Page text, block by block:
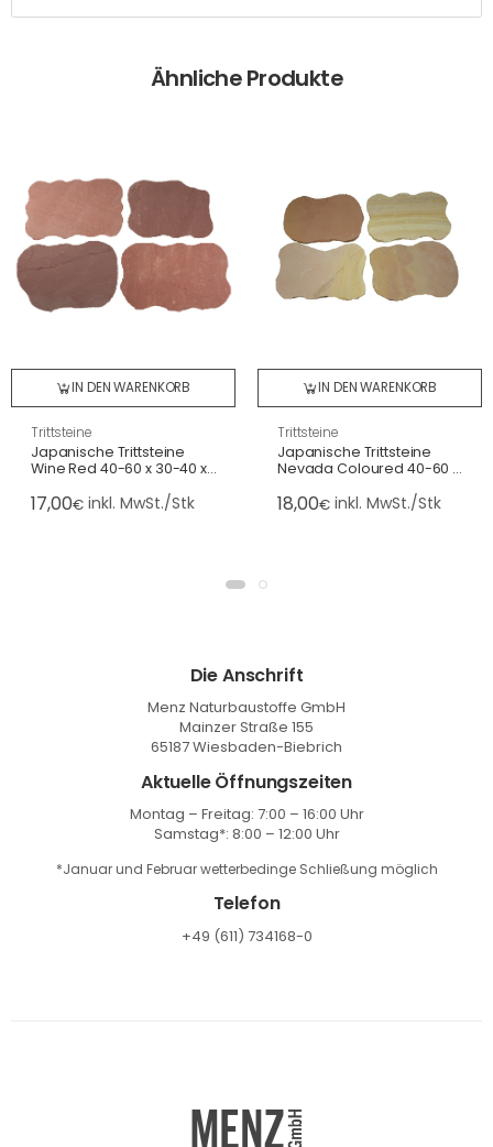
Ähnliche Produkte
IN DEN WARENKORB
Trittsteine
Japanische Trittsteine
Wine Red 40-60 x 30-40 x
17,00€ inkl. MwSt./Stk
IN DEN WARENKORB
Trittsteine
Japanische Trittsteine
Nevada Coloured 40-60 x
18,00€ inkl. MwSt./Stk
Die Anschrift
Menz Naturbaustoffe GmbH
Mainzer Straße 155
65187 Wiesbaden-Biebrich
Aktuelle Öffnungszeiten
Montag – Freitag: 7:00 – 16:00 Uhr
Samstag*: 8:00 – 12:00 Uhr
*Januar und Februar wetterbedinge Schließung möglich
Telefon
+49 (611) 734168-0